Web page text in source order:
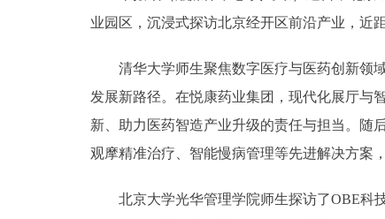
业园区，沉浸式探访北京经开区前沿产业，近
清华大学师生聚焦数字医疗与医药创新领域
发展新路径。在悦康药业集团，现代化展厅与
新、助力医药智造产业升级的责任与担当。随
观摩精准治疗、智能慢病管理等先进解决方案
北京大学光华管理学院师生探访了OBE科技